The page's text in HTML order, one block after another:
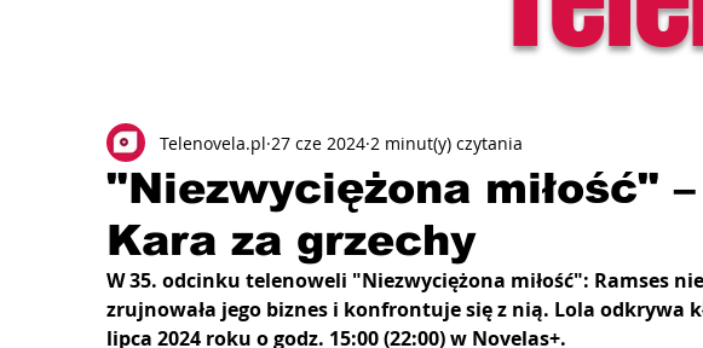
"Niezwyciężona miłość"
Kara za grzechy
Telenovela.pl 27 cze 2024 2 minut(y) czytania
W 35. odcinku telenoweli "Niezwyciężona miłość": Ramses
zrujnowała jego biznes i konfrontuje się z nią. Lola odkrywa
lipca 2024 roku o godz. 15:00 (22:00) w Novelas+.